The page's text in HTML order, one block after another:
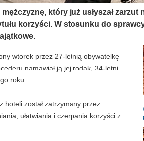
który już usłyszał zarzut
korzyści. W stosunku do
wtorek przez 27-letnią obywatelkę
namawiał ją jej rodak, 34-letni
roku.
hoteli został zatrzymany przez
ułatwiania i czerpania korzyści z